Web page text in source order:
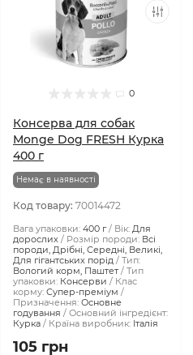
0
Консерва для собак
Monge Dog FRESH Курка
400 г
Немає в наявності
Код товару: 70014472
Вага упаковки: 400 г Вік: Для
дорослих
Розмір породи: Всі
породи, Дрібні, Середні, Великі,
Для гігантських порід
Тип:
Вологий корм, Паштет
Тип
упаковки: Консерви
Клас
корму: Супер-преміум
Призначення: Основне
годування
Основний інгредієнт:
Курка
Країна виробник: Італія
105 грн